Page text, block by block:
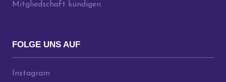
Mitgliedschaft kündigen
FOLGE UNS AUF
Instagram